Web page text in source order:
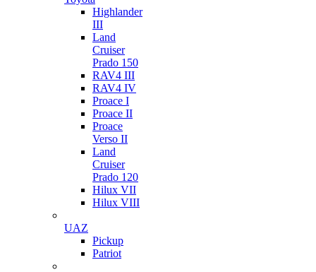
Highlander
III
Land
Cruiser
Prado 150
RAV4 III
RAV4 IV
Proace I
Proace II
Proace
Verso II
Land
Cruiser
Prado 120
Hilux VII
Hilux VIII
UAZ
Pickup
Patriot